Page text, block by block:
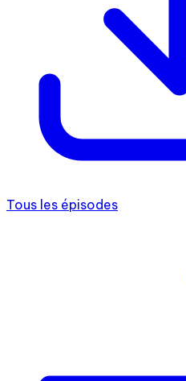
Tous les épisodes